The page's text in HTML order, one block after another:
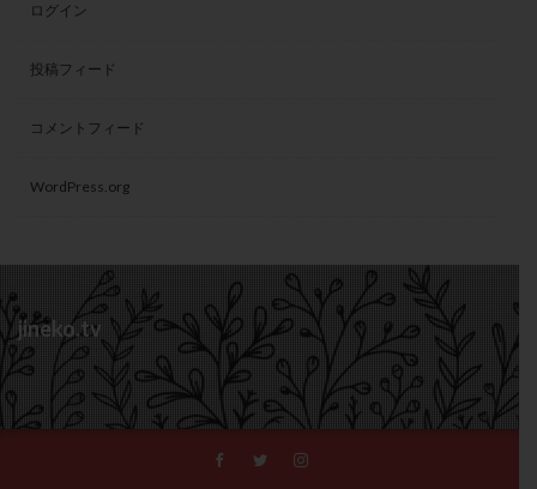
ログイン
投稿フィード
コメントフィード
WordPress.org
jineko.tv